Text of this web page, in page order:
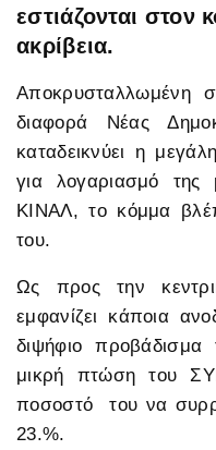
εστιάζονται στον
ακρίβεια.
Αποκρυσταλλωμένη
διαφορά Νέας
καταδεικνύει η
για λογαριασμό
ΚΙΝΑΛ, το κόμμα
του.
Ως προς την
εμφανίζει κάποια
διψήφιο
μικρή πτώση του
ποσοστό του να
23.%.